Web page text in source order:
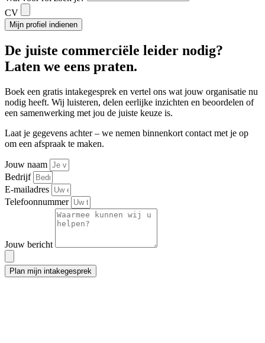
CV
Mijn profiel indienen
De juiste commerciële leider nodig?
Laten we eens praten.
Boek een gratis intakegesprek en vertel ons wat jouw organisatie nu
nodig heeft. Wij luisteren, delen eerlijke inzichten en beoordelen of
een samenwerking met jou de juiste keuze is.
Laat je gegevens achter – we nemen binnenkort contact met je op
om een afspraak te maken.
Jouw naam
Bedrijf
E-mailadres
Telefoonnummer
Jouw bericht
Plan mijn intakegesprek